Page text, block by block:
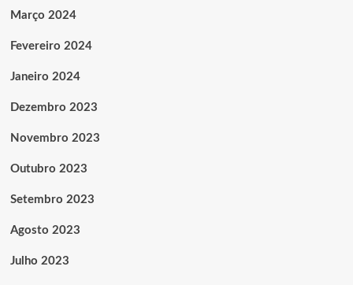
Março 2024
Fevereiro 2024
Janeiro 2024
Dezembro 2023
Novembro 2023
Outubro 2023
Setembro 2023
Agosto 2023
Julho 2023